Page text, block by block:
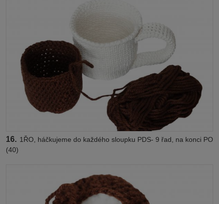
16. 1ŘO, háčkujeme do každého sloupku PDS- 9 řad, na konci PO
(40)